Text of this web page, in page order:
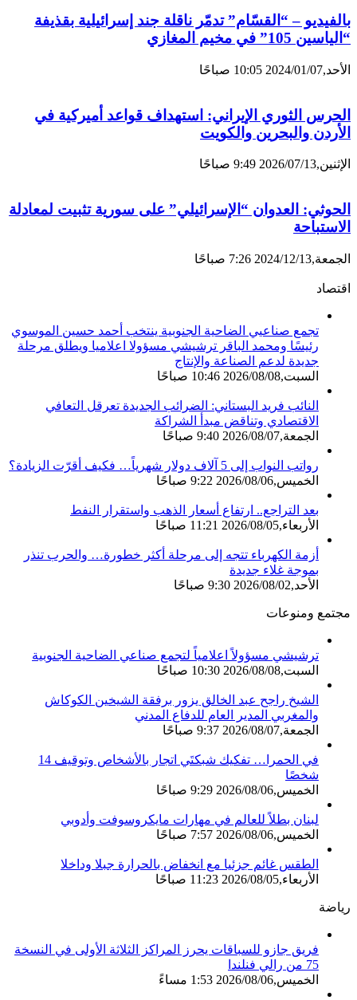
بالفيديو – “القسّام” تدمّر ناقلة جند إسرائيلية بقذيفة
“الياسين 105” في مخيم المغازي
الأحد,2024/01/07 10:05 صباحًا
الحرس الثوري الإيراني: استهداف قواعد أميركية في
الأردن والبحرين والكويت
الإثنين,2026/07/13 9:49 صباحًا
الحوثي: العدوان “الإسرائيلي” على سورية تثبيت لمعادلة
الاستباحة
الجمعة,2024/12/13 7:26 صباحًا
اقتصاد
تجمع صناعيي الضاحية الجنوبية ينتخب أحمد حسين الموسوي
رئيسًا ومحمد الباقر ترشيشي مسؤولا اعلاميا ويطلق مرحلة
جديدة لدعم الصناعة والإنتاج
السبت,2026/08/08 10:46 صباحًا
النائب فريد البستاني: الضرائب الجديدة تعرقل التعافي
الاقتصادي وتناقض مبدأ الشراكة
الجمعة,2026/08/07 9:40 صباحًا
رواتب النواب إلى 5 آلاف دولار شهرياً… فكيف أقرّت الزيادة؟
الخميس,2026/08/06 9:22 صباحًا
بعد التراجع.. ارتفاع أسعار الذهب واستقرار النفط
الأربعاء,2026/08/05 11:21 صباحًا
أزمة الكهرباء تتجه إلى مرحلة أكثر خطورة… والحرب تنذر
بموجة غلاء جديدة
الأحد,2026/08/02 9:30 صباحًا
مجتمع ومنوعات
ترشيشي مسؤولاً اعلامياً لتجمع صناعي الضاحية الجنوبية
السبت,2026/08/08 10:30 صباحًا
الشيخ راجح عبد الخالق يزور برفقة الشيخين الكوكاش
والمغربي المدير العام للدفاع المدني
الجمعة,2026/08/07 9:37 صباحًا
في الحمرا… تفكيك شبكتَي اتجار بالأشخاص وتوقيف 14
شخصًا
الخميس,2026/08/06 9:29 صباحًا
لبنان بطلاً للعالم في مهارات مايكروسوفت وأدوبي
الخميس,2026/08/06 7:57 صباحًا
الطقس غائم جزئيا مع انخفاض بالحرارة جبلا وداخلا
الأربعاء,2026/08/05 11:23 صباحًا
رياضة
فريق جازو للسباقات يحرز المراكز الثلاثة الأولى في النسخة
75 من رالي فنلندا
الخميس,2026/08/06 1:53 مساءً